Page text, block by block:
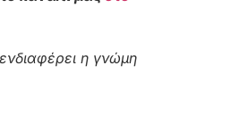
η γνώμη